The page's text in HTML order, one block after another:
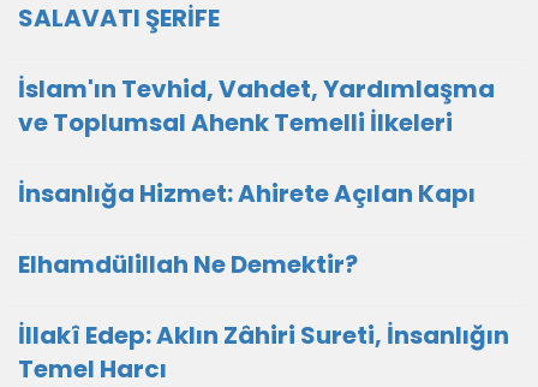
SALAVATI ŞERİFE
İslam'ın Tevhid, Vahdet, Yardımlaşma
ve Toplumsal Ahenk Temelli İlkeleri
İnsanlığa Hizmet: Ahirete Açılan Kapı
Elhamdülillah Ne Demektir?
İllakî Edep: Aklın Zâhiri Sureti, İnsanlığın
Temel Harcı